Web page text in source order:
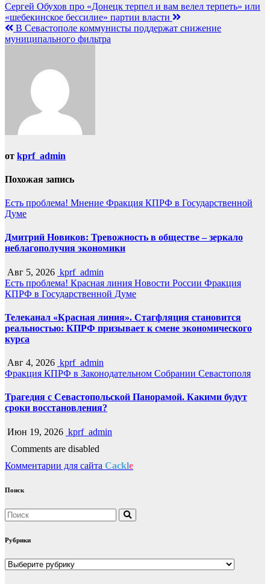
Навигация
по
записям
Сергей Обухов про «Донецк терпел и вам велел терпеть» или
«шебекинское бессилие» партии власти
В Севастополе коммунисты поддержат снижение
муниципального фильтра
от kprf_admin
Похожая запись
Есть проблема! Мнение Фракция КПРФ в Государственной
Думе
Дмитрий Новиков: Тревожность в обществе – зеркало
неблагополучия экономики
Авг 5, 2026 kprf_admin
Есть проблема! Красная линия Новости России Фракция
КПРФ в Государственной Думе
Телеканал «Красная линия». Стагфляция становится
реальностью: КПРФ призывает к смене экономического
курса
Авг 4, 2026 kprf_admin
Фракция КПРФ в Законодательном Собрании Севастополя
Трагедия с Севастопольской Панорамой. Какими будут
сроки восстановления?
Июн 19, 2026 kprf_admin
Comments are disabled
Комментарии для сайта Cackle
Поиск
Рубрики
Рубрики